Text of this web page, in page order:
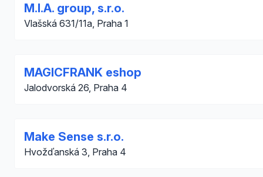
M.I.A. group, s.r.o.
Vlašská 631/11a, Praha 1
MAGICFRANK eshop
Jalodvorská 26, Praha 4
Make Sense s.r.o.
Hvožďanská 3, Praha 4